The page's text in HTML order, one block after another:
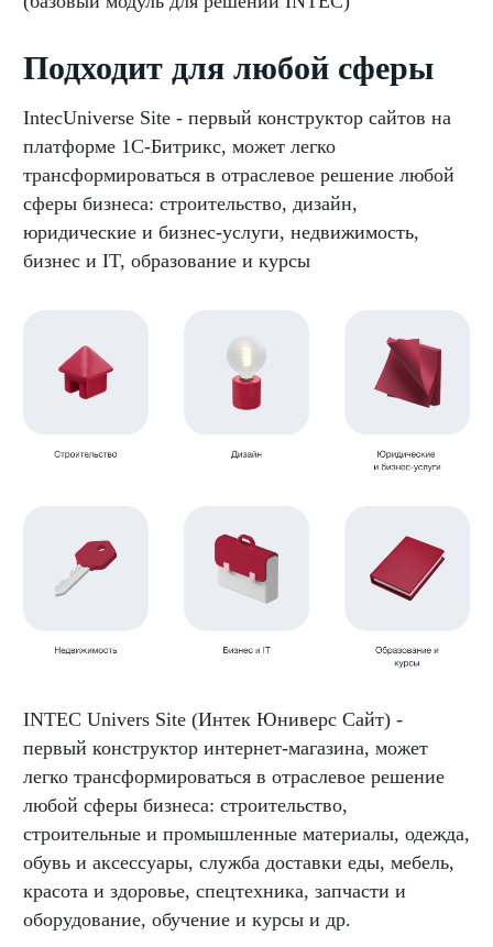
Подходит для любой сферы
IntecUniverse Site - первый конструктор сайтов на
платформе 1С-Битрикс, может легко
трансформироваться в отраслевое решение любой
сферы бизнеса: строительство, дизайн,
юридические и бизнес-услуги, недвижимость,
бизнес и IT, образование и курсы
INTEC Univers Site (Интек Юниверс Cайт) -
первый конструктор интернет-магазина, может
легко трансформироваться в отраслевое решение
любой сферы бизнеса: строительство,
строительные и промышленные материалы, одежда,
обувь и аксессуары, служба доставки еды, мебель,
красота и здоровье, спецтехника, запчасти и
оборудование, обучение и курсы и др.